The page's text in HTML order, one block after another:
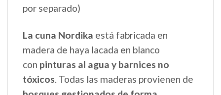
por separado)
La cuna Nordika está fabricada en
madera de haya lacada en blanco
con pinturas al agua y barnices no
tóxicos. Todas las maderas provienen de